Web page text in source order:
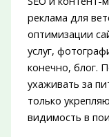
реклама для
оптимизации
услуг,
конечно, блог.
ухаживать за
только
видимость в